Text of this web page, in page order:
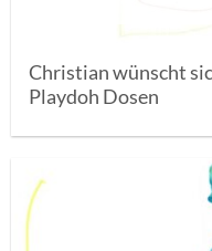
Christian wünscht
Playdoh Dosen